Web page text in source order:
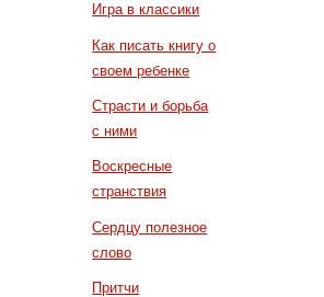
Игра в классики
Как писать книгу о
своем ребенке
Страсти и борьба
с ними
Воскресные
странствия
Сердцу полезное
слово
Притчи